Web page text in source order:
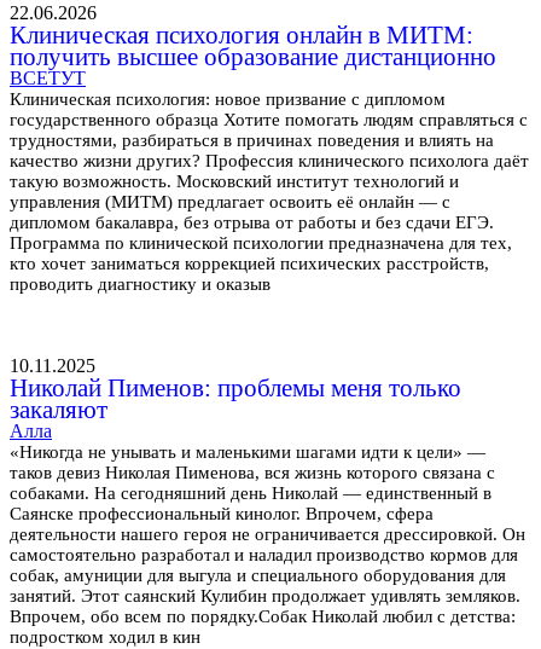
22.06.2026
Клиническая психология онлайн в МИТМ:
получить высшее образование дистанционно
ВСЕТУТ
Клиническая психология: новое призвание с дипломом
государственного образца Хотите помогать людям справляться с
трудностями, разбираться в причинах поведения и влиять на
качество жизни других? Профессия клинического психолога даёт
такую возможность. Московский институт технологий и
управления (МИТМ) предлагает освоить её онлайн — с
дипломом бакалавра, без отрыва от работы и без сдачи ЕГЭ.
Программа по клинической психологии предназначена для тех,
кто хочет заниматься коррекцией психических расстройств,
проводить диагностику и оказыв
10.11.2025
Николай Пименов: проблемы меня только
закаляют
Алла
«Никогда не унывать и маленькими шагами идти к цели» —
таков девиз Николая Пименова, вся жизнь которого связана с
собаками. На сегодняшний день Николай — единственный в
Саянске профессиональный кинолог. Впрочем, сфера
деятельности нашего героя не ограничивается дрессировкой. Он
самостоятельно разработал и наладил производство кормов для
собак, амуниции для выгула и специального оборудования для
занятий. Этот саянский Кулибин продолжает удивлять земляков.
Впрочем, обо всем по порядку.Собак Николай любил с детства:
подростком ходил в кин